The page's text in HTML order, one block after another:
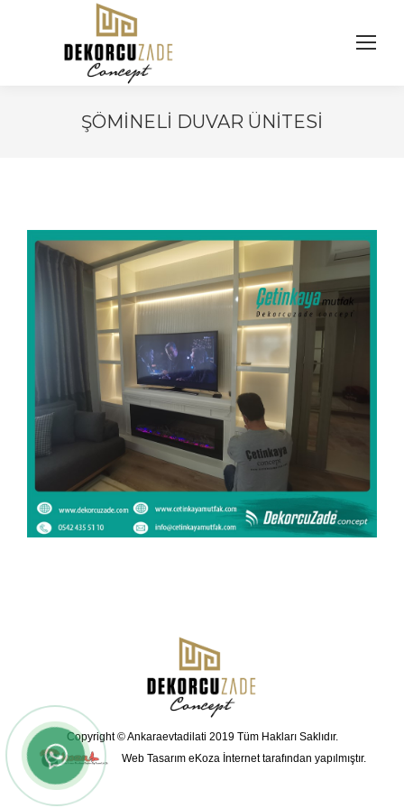
ŞÖMINELI DUVAR ÜNITESI
Copyright © Ankaraevtadilati 2019 Tüm Hakları Saklıdır.
Web TasarımeKoza İnternet tarafından yapılmıştır.